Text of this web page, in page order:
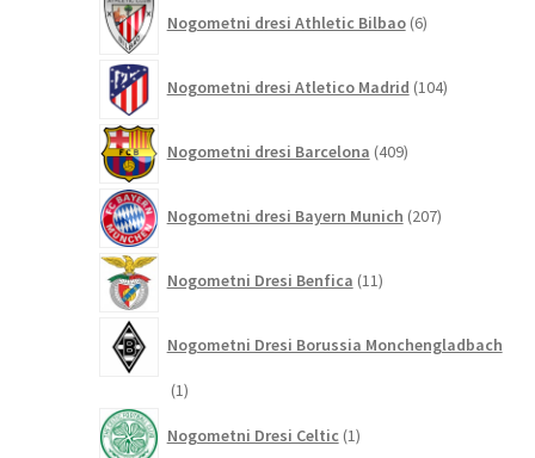
Nogometni dresi Athletic Bilbao 6izdelkov
Nogometni dresi Atletico Madrid 104izdelki
Nogometni dresi Barcelona 409izdelkov
Nogometni dresi Bayern Munich 207izdelkov
Nogometni Dresi Benfica 11izdelkov
Nogometni Dresi Borussia Monchengladbach
11
Nogometni Dresi Celtic 1izdelek